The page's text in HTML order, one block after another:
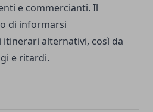
e commercianti. Il
di informarsi
alternativi, così da
e ritardi.